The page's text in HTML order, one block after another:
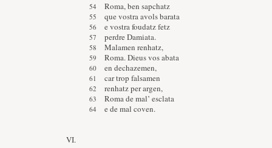
Roma, ben sapchatz
que vostra avols barata
e vostra foudatz fetz
perdre Damiata.
Malamen renhatz,
Roma. Dieus vos abata
en dechazemen,
car trop falsamen
renhatz per argen,
Roma de mal’ esclata
e de mal coven.
VI.